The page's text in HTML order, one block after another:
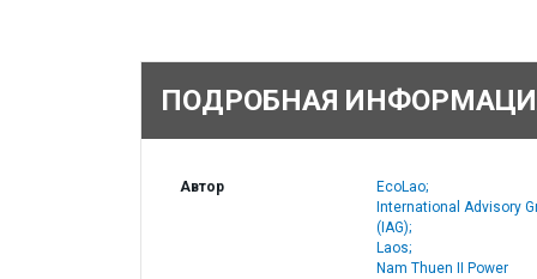
ПОДРОБНАЯ
Автор
EcoLao;
International Advisory
(IAG);
Laos;
Nam Thuen II Power